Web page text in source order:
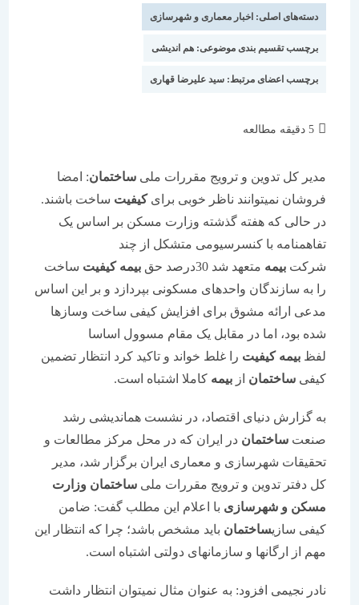
است:
دسته‌های اصلی:اخبار معماری و شهرسازی
برچسب تقسیم بندی موضوعی:هم اندیشی
برچسب اعضای مرتبط: سید علیرضا قهاری
مدیر کل تدوین و ترویج مقررات ملیساختمان: امضا
فروشان نمیتوانند ناظر خوبی برایکیفیتساخت باشند.
در حالی که هفته گذشته وزارت مسکن بر اساس یک
تفاهمنامه با کنسرسیومی متشکل از چند
شرکتبیمهمتعهد شد 30درصد حق بیمه کیفیتساخت
را به سازندگان واحدهای مسکونی بپردازد و بر این اساس
مدعی ارائه مشوق برای افزایش کیفی ساخت وسازها
شده بود، اما در مقابل یک مقام مسوول اساسا
بیمه کیفیترا غلط خواند و تاکید کرد انتظار تضمین
ساختمانازبیمه کاملا اشتباه است.
به گزارش دنیای اقتصاد، در نشست هماندیشی رشد
صنعتساختماندر ایران که در محل مرکز مطالعات و
تحقیقات شهرسازی و معماری ایران برگزار شد، مدیر
کل دفتر تدوین و ترویج مقررات ملیساختمان وزارت
مسکن و شهرسازی با اعلام این مطلب گفت: ضامن
کیفی سازی ساختمانباید مشخص باشد؛ چرا که انتظار این
مهم از ارگانها و سازمانهای دولتی اشتباه است.
نادر نجیمی افزود: به عنوان مثال نمیتوان انتظار داشت